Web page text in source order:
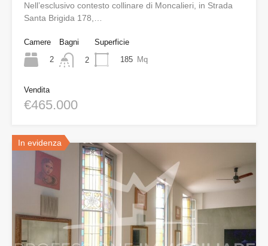
Nell’esclusivo contesto collinare di Moncalieri, in Strada
Santa Brigida 178,…
Camere
2
Bagni
2
Superficie
185 Mq
Vendita
€465.000
In evidenza